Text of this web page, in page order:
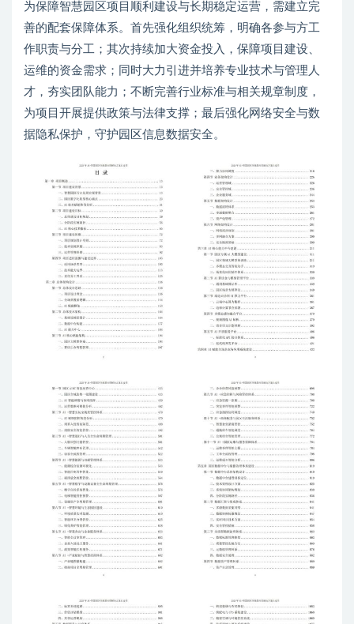
为保障智慧园区项目顺利建设与长期稳定运营，需建立完
善的配套保障体系。首先强化组织统筹，明确各参与方工
作职责与分工；其次持续加大资金投入，保障项目建设、
运维的资金需求；同时大力引进并培养专业技术与管理人
才，夯实团队能力；不断完善行业标准与相关规章制度，
为项目开展提供政策与法律支撑；最后强化网络安全与数
据隐私保护，守护园区信息数据安全。